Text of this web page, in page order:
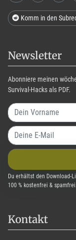
Komm in den
Newsletter
Abonniere meinen
Survival-Hacks als PDF.
Du erhältst den Download-
100 % kostenfrei &
Kontakt